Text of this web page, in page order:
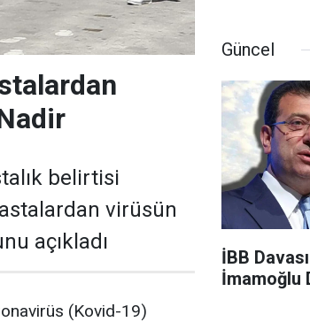
belirtisi
virüsün
açıkladı
(Kovid-19)
Güncel
İBB
İmamoğlu